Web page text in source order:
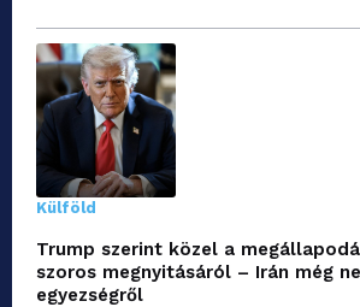
Külföld
Trump szerint közel a
szoros megnyitásáról – Irán még
egyezségről